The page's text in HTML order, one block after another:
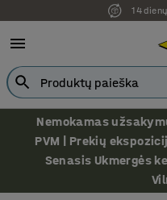
14
Nemokamas
PVM | Prekių
Senasis Ukmergės